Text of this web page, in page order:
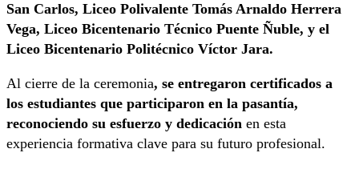
San Carlos, Liceo Polivalente Tomás Arnaldo Herrera
Vega, Liceo Bicentenario Técnico Puente Ñuble, y el
Liceo Bicentenario Politécnico Víctor Jara.
Al cierre de la ceremonia, se entregaron certificados a
los estudiantes que participaron en la pasantía,
reconociendo su esfuerzo y dedicación en esta
experiencia formativa clave para su futuro profesional.